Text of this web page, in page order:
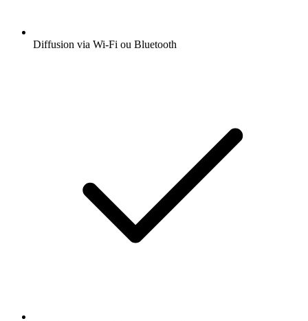
Diffusion via Wi-Fi ou Bluetooth